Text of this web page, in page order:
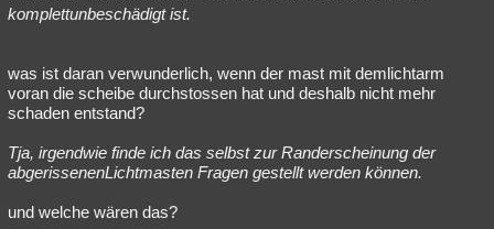
komplettunbeschädigt ist.
was ist daran verwunderlich, wenn der mast mit demlichtarm
voran die scheibe durchstossen hat und deshalb nicht mehr
schaden entstand?
Tja, irgendwie finde ich das selbst zur Randerscheinung der
abgerissenenLichtmasten Fragen gestellt werden können.
und welche wären das?